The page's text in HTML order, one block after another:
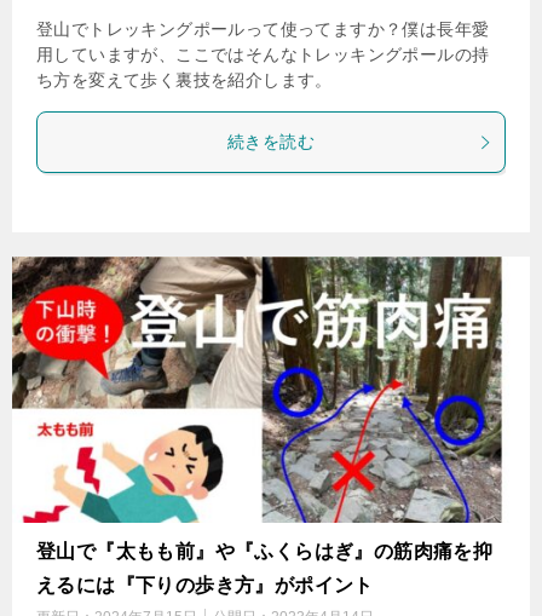
登山でトレッキングポールって使ってますか？僕は長年愛
用していますが、ここではそんなトレッキングポールの持
ち方を変えて歩く裏技を紹介します。
続きを読む
登山で『太もも前』や『ふくらはぎ』の筋肉痛を抑
えるには『下りの歩き方』がポイント